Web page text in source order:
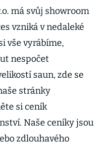
má svůj showroom
vzniká v nedaleké
vše vyrábíme,
nespočet
saun, zde se
stránky
si ceník
Naše ceníky jsou
zdlouhavého